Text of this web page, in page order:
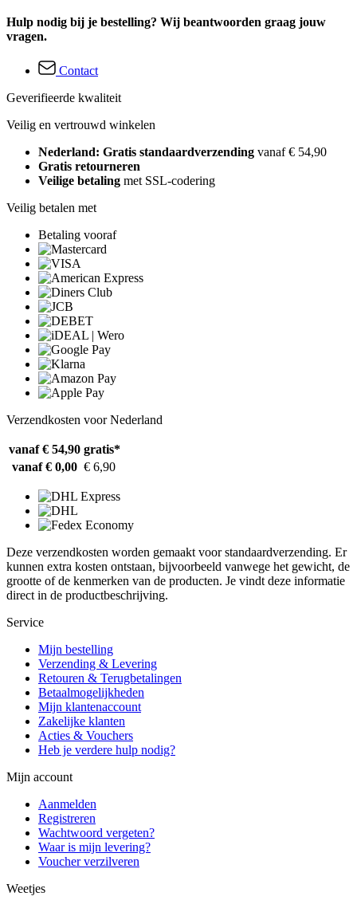
Hulp nodig bij je bestelling? Wij beantwoorden graag jouw
vragen.
Contact
Geverifieerde kwaliteit
Veilig en vertrouwd winkelen
Nederland: Gratis standaardverzending vanaf € 54,90
Gratis retourneren
Veilige betaling met SSL-codering
Veilig betalen met
Betaling vooraf
Verzendkosten voor Nederland
vanaf € 54,90 gratis*
vanaf € 0,00 € 6,90
Deze verzendkosten worden gemaakt voor standaardverzending. Er
kunnen extra kosten ontstaan, bijvoorbeeld vanwege het gewicht, de
grootte of de kenmerken van de producten. Je vindt deze informatie
direct in de productbeschrijving.
Service
Mijn bestelling
Verzending & Levering
Retouren & Terugbetalingen
Betaalmogelijkheden
Mijn klantenaccount
Zakelijke klanten
Acties & Vouchers
Heb je verdere hulp nodig?
Mijn account
Aanmelden
Registreren
Wachtwoord vergeten?
Waar is mijn levering?
Voucher verzilveren
Weetjes